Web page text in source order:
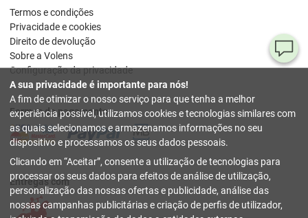
Termos e condições
Privacidade e cookies
Direito de devolução
Sobre a Volens
Configuração da privacidade
Formas de pagamento
Entregas com
A sua privacidade é importante para nós!
A fim de otimizar o nosso serviço para que tenha a melhor
experiência possível, utilizamos cookies e tecnologias similares com
as quais selecionamos e armazenamos informações no seu
dispositivo e processamos os seus dados pessoais.
Clicando em Aceitar , consente a utilização de tecnologias para
processar os seus dados para efeitos de análise de utilização,
personalização das nossas ofertas e publicidade, análise das
nossas campanhas publicitárias e criação de perfis de utilizador,
ou